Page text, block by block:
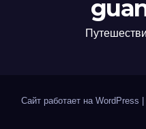
Сайт работает на WordPress